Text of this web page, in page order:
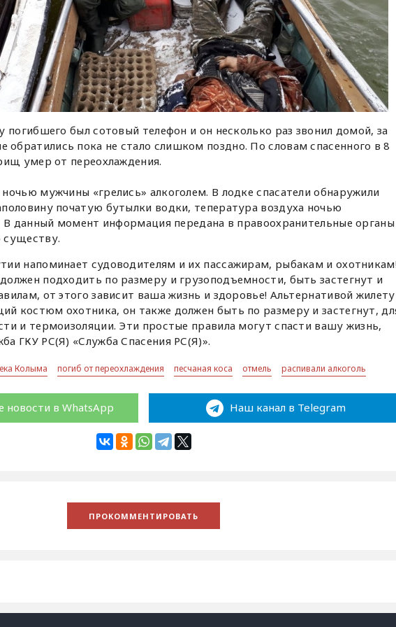
погибшего был сотовый телефон и он несколько раз звонил домой, за
пока не стало слишком поздно. По словам спасенного в 8
умер от переохлаждения.
мужчины «грелись» алкоголем. В лодке спасатели обнаружили
початую бутылки водки, тепература воздуха ночью
В данный момент информация передана в правоохранительные органы
существу.
напоминает судоводителям и их пассажирам, рыбакам и
подходить по размеру и грузоподъемности, быть застегнут и
от этого зависит ваша жизнь и здоровье! Альтернативой жилету
костюм охотника, он также должен быть по размеру и застегнут,
и термоизоляции. Эти простые правила могут спасти вашу жизнь,
ГКУ РС(Я) «Служба Спасения РС(Я)».
Колыма погиб от переохлаждения песчаная коса отмель распивали алкоголь
в WhatsApp Наш канал в Telegram